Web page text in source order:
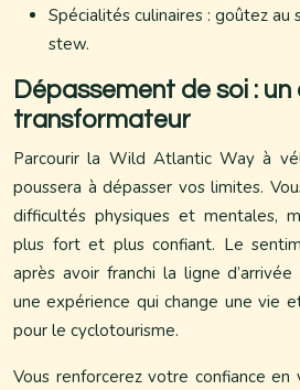
Spécialités culinaires : goûtez au
stew.
Dépassement de soi : un
transformateur
Parcourir la Wild Atlantic Way à
poussera à dépasser vos limites.
difficultés physiques et mentales,
plus fort et plus confiant. Le
après avoir franchi la ligne
une expérience qui change une vie
pour le cyclotourisme.
Vous renforcerez votre confiance